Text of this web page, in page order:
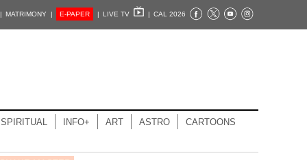
MATRIMONY | E-PAPER | LIVE TV | CAL 2026
SPIRITUAL INFO+ ART ASTRO CARTOONS